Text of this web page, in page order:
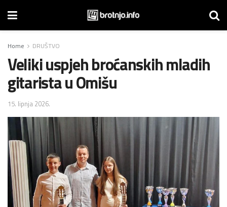
Home DRUŠTVO
Veliki uspjeh broćanskih mladih
gitarista u Omišu
15. lipnja 2026.